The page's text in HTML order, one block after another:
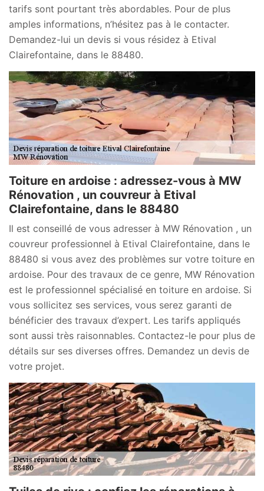
tarifs sont pourtant très abordables. Pour de plus
amples informations, n’hésitez pas à le contacter.
Demandez-lui un devis si vous résidez à Etival
Clairefontaine, dans le 88480.
Toiture en ardoise : adressez-vous à MW
Rénovation , un couvreur à Etival
Clairefontaine, dans le 88480
Il est conseillé de vous adresser à MW Rénovation , un
couvreur professionnel à Etival Clairefontaine, dans le
88480 si vous avez des problèmes sur votre toiture en
ardoise. Pour des travaux de ce genre, MW Rénovation
est le professionnel spécialisé en toiture en ardoise. Si
vous sollicitez ses services, vous serez garanti de
bénéficier des travaux d’expert. Les tarifs appliqués
sont aussi très raisonnables. Contactez-le pour plus de
détails sur ses diverses offres. Demandez un devis de
votre projet.